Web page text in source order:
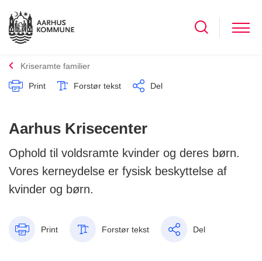
Kriseramte familier
Print Forstør tekst Del
Aarhus Krisecenter
Ophold til voldsramte kvinder og deres børn.
Vores kerneydelse er fysisk beskyttelse af
kvinder og børn.
Print Forstør tekst Del